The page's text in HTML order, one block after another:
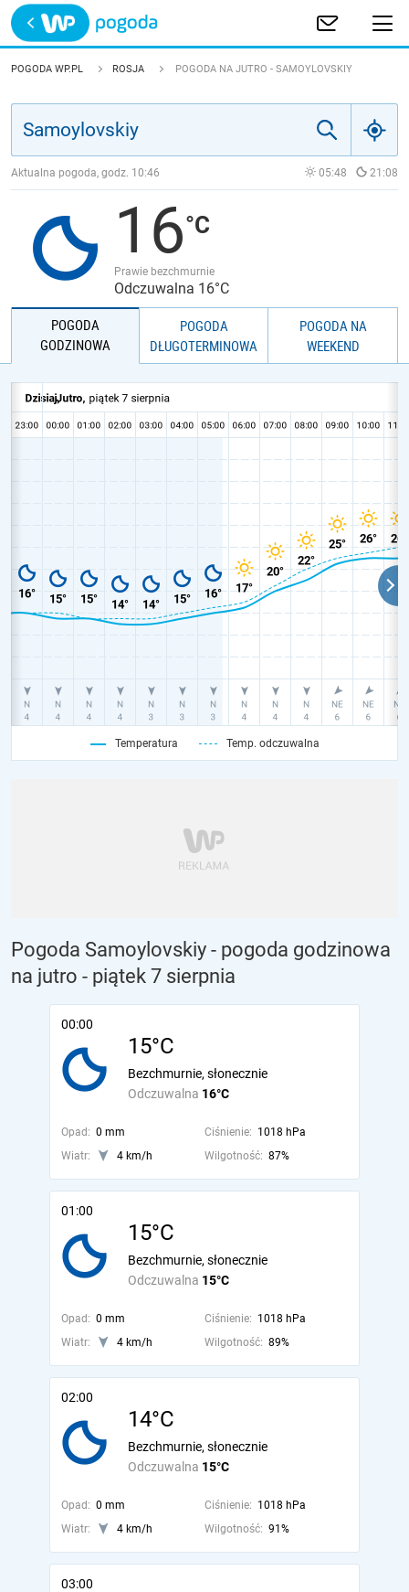
Trwa ładowanie
POLSKA
JAKOŚĆ POWIETRZA
POGODA WP.PL ROSJA POGODA NA JUTRO - SAMOYLOVSKIY
Aktualna pogoda, godz. 10:46 05:48 21:08
16
Prawie bezchmurnie
Odczuwalna 16°C
POGODA
GODZINOWA
POGODA
DŁUGOTERMINOWA
POGODA NA
WEEKEND
Temperatura Temp. odczuwalna
Pogoda Samoylovskiy - pogoda godzinowa
na jutro - piątek 7 sierpnia
00:00
15°C
Odczuwalna 16°C
Bezchmurnie, słonecznie
Opad: 0 mm Ciśnienie: 1018 hPa
Wiatr:
4 km/h Wilgotność: 87%
01:00
15°C
Odczuwalna 15°C
Bezchmurnie, słonecznie
Opad: 0 mm Ciśnienie: 1018 hPa
Wiatr:
4 km/h Wilgotność: 89%
02:00
14°C
Odczuwalna 15°C
Bezchmurnie, słonecznie
Opad: 0 mm Ciśnienie: 1018 hPa
Wiatr:
4 km/h Wilgotność: 91%
03:00